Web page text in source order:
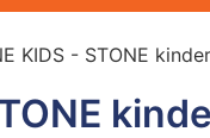
KIDS - STONE